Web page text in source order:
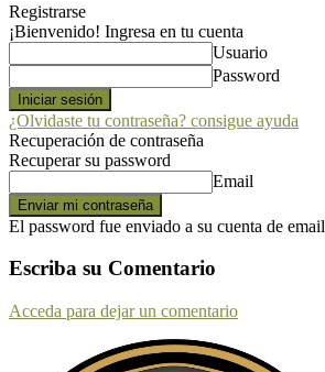
Registrarse
¡Bienvenido! Ingresa en tu cuenta
Usuario
Password
¿Olvidaste tu contraseña? consigue ayuda
Recuperación de contraseña
Recuperar su password
Email
El password fue enviado a su cuenta de email
Escriba su Comentario
Acceda para dejar un comentario